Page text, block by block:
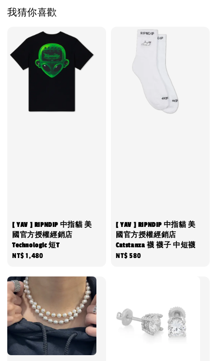
我猜你喜歡
[ YAV ] RIPNDIP 中指貓 美
國官方授權經銷店
Technologic 短T
Regular
NT$ 1,480
[ YAV ] RIPNDIP 中指貓 美
國官方授權經銷店
Catstanza 襪 襪子 中短襪
Regular
NT$ 580